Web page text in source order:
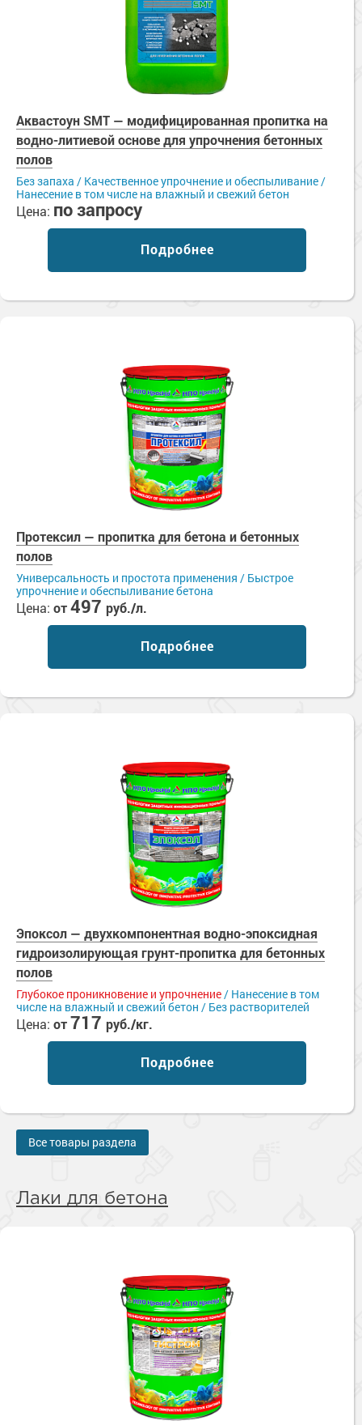
Аквастоун SMT — модифицированная пропитка на
водно-литиевой основе для упрочнения бетонных
полов
Без запаха / Качественное упрочнение и обеспыливание /
Нанесение в том числе на влажный и свежий бетон
Цена: по запросу
Подробнее
Протексил — пропитка для бетона и бетонных
полов
Универсальность и простота применения / Быстрое
упрочнение и обеспыливание бетона
Цена: от497 руб./л.
Подробнее
Эпоксол — двухкомпонентная водно-эпоксидная
гидроизолирующая грунт-пропитка для бетонных
полов
Глубокое проникновение и упрочнение/ Нанесение в том
числе на влажный и свежий бетон / Без растворителей
Цена: от717 руб./кг.
Подробнее
Все товары раздела
Лаки для бетона